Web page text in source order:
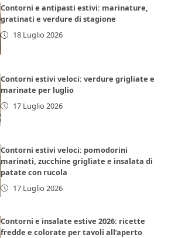
Contorni e antipasti estivi: marinature,
gratinati e verdure di stagione
18 Luglio 2026
Contorni estivi veloci: verdure grigliate e
marinate per luglio
17 Luglio 2026
Contorni estivi veloci: pomodorini
marinati, zucchine grigliate e insalata di
patate con rucola
17 Luglio 2026
Contorni e insalate estive 2026: ricette
fredde e colorate per tavoli all’aperto